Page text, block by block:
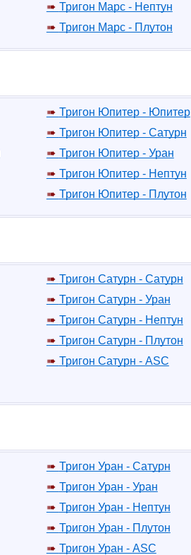
Тригон Марс - Нептун
Тригон Марс - Плутон
Тригон Юпитер - Юпитер
Тригон Юпитер - Сатурн
Тригон Юпитер - Уран
Тригон Юпитер - Нептун
Тригон Юпитер - Плутон
Тригон Сатурн - Сатурн
Тригон Сатурн - Уран
Тригон Сатурн - Нептун
Тригон Сатурн - Плутон
Тригон Сатурн - ASC
Тригон Уран - Сатурн
Тригон Уран - Уран
Тригон Уран - Нептун
Тригон Уран - Плутон
Тригон Уран - ASC